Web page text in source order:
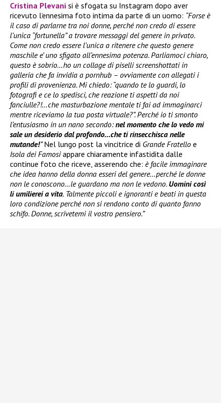
Cristina Plevani si è sfogata su Instagram dopo aver
ricevuto l’ennesima foto intima da parte di un uomo: “Forse è
il caso di parlarne tra noi donne, perché non credo di essere
l’unica “fortunella” a trovare messaggi del genere in privato.
Come non credo essere l’unica a ritenere che questo genere
maschile e’ uno sfigato all’ennesima potenza. Parliamoci chiaro,
questo è sobrio…ho un collage di piselli screenshottati in
galleria che fa invidia a pornhub – ovviamente con allegati i
profili di provenienza. Mi chiedo: “quando te lo guardi, lo
fotografi e ce lo spedisci, che reazione ti aspetti da noi
fanciulle?!…che masturbazione mentale ti fai ad immaginarci
mentre riceviamo la tua posta virtuale?”. Perché io ti smonto
l’entusiasmo in un nano secondo:nel momento che lo vedo mi
sale un desiderio dal profondo…che ti rinsecchisca nelle
mutande!”Nel lungo post la vincitrice di Grande Fratello e
Isola dei Famosiappare chiaramente infastidita dalle
continue foto che riceve, asserendo che: è facile immaginare
che idea hanno della donna esseri del genere…perché le donne
non le conoscono…le guardano ma non le vedono. Uomini così
li umilierei a vita. Talmente piccoli e ignoranti e beati in questa
loro condizione perché non si rendono conto di quanto fanno
schifo. Donne, scrivetemi il vostro pensiero.”